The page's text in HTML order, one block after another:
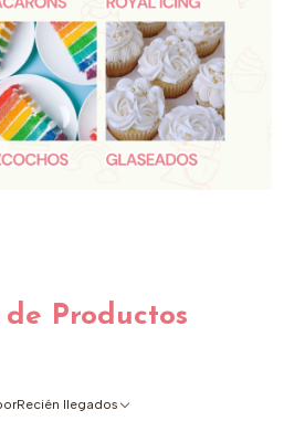
de Productos
Recién llegados